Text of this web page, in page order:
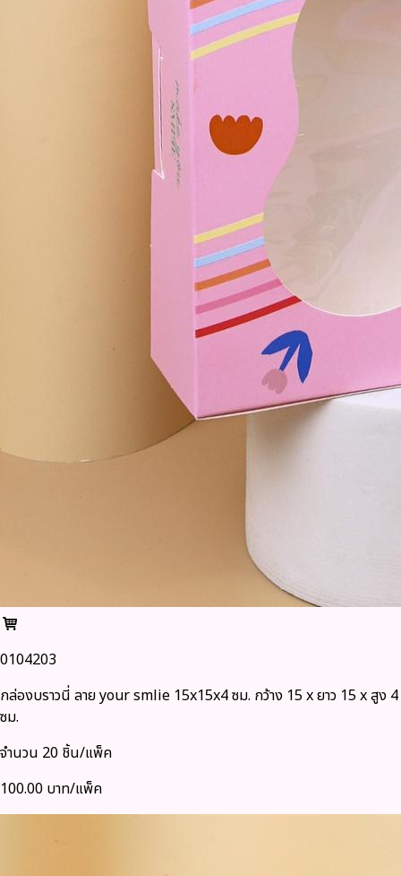
0104203
กล่องบราวนี่ ลาย your smlie 15x15x4 ซม. กว้าง 15 x ยาว 15 x สูง 4
ซม.
จำนวน 20 ชิ้น/แพ็ค
100.00 บาท/แพ็ค